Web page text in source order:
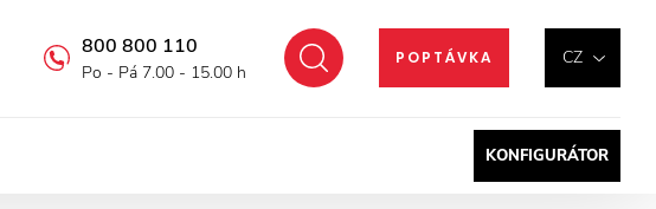
CZ
POPTÁVKA
Hledat
800 800 110
Po - Pá 7.00 - 15.00 h
KONFIGURÁTOR